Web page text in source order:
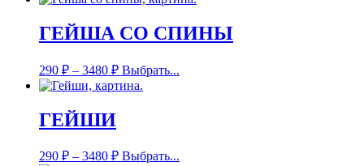
ГЕЙША СО СПИНЫ
290 ₽ – 3480 ₽ Выбрать...
ГЕЙШИ
290 ₽ – 3480 ₽ Выбрать...